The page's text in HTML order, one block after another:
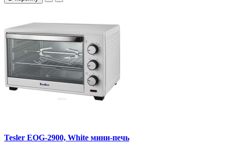
Tesler EOG-2900, White мини-печь